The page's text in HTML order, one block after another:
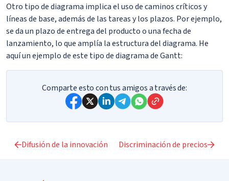
Otro tipo de diagrama implica el uso de caminos críticos y
líneas de base, además de las tareas y los plazos. Por ejemplo,
se da un plazo de entrega del producto o una fecha de
lanzamiento, lo que amplía la estructura del diagrama. He
aquí un ejemplo de este tipo de diagrama de Gantt:
Comparte esto con tus amigos a través de:
Difusión de la innovación Discriminación de precios